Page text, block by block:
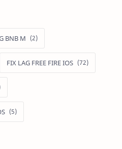
BNB M
FIX LAG FREE FIRE IOS